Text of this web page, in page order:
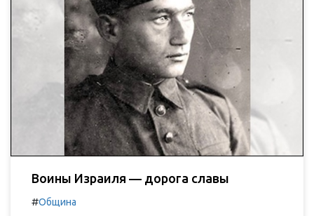
Воины Израиля — дорога славы
#Община